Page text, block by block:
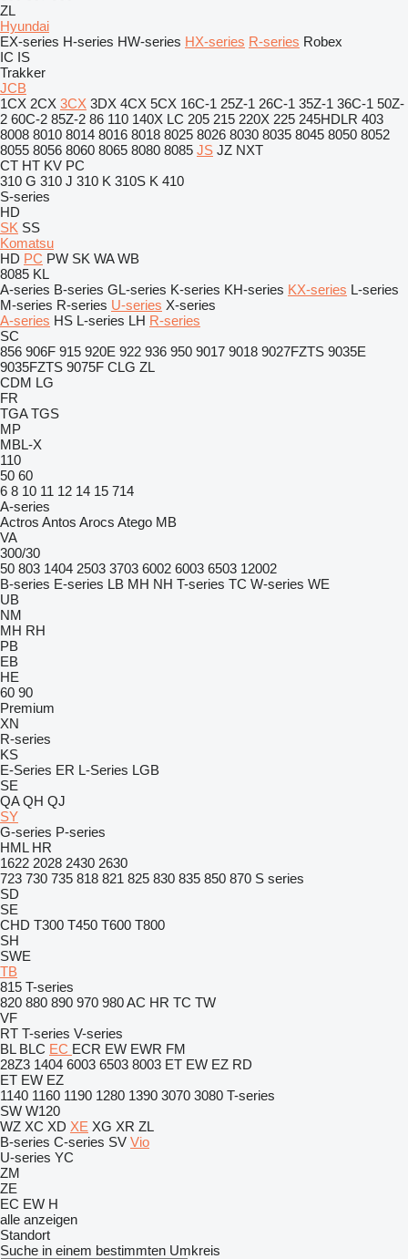
ZL
Hyundai
EX-series H-series HW-series HX-series R-series Robex
IC IS
Trakker
JCB
1CX 2CX 3CX 3DX 4CX 5CX 16C-1 25Z-1 26C-1 35Z-1 36C-1 50Z-
2 60C-2 85Z-2 86 110 140X LC 205 215 220X 225 245HDLR 403
8008 8010 8014 8016 8018 8025 8026 8030 8035 8045 8050 8052
8055 8056 8060 8065 8080 8085 JS JZ NXT
CT HT KV PC
310 G 310 J 310 K 310S K 410
S-series
HD
SK SS
Komatsu
HD PC PW SK WA WB
8085 KL
A-series B-series GL-series K-series KH-series KX-series L-series
M-series R-series U-series X-series
A-series HS L-series LH R-series
SC
856 906F 915 920E 922 936 950 9017 9018 9027FZTS 9035E
9035FZTS 9075F CLG ZL
CDM LG
FR
TGA TGS
MP
MBL-X
110
50 60
6 8 10 11 12 14 15 714
A-series
Actros Antos Arocs Atego MB
VA
300/30
50 803 1404 2503 3703 6002 6003 6503 12002
B-series E-series LB MH NH T-series TC W-series WE
UB
NM
MH RH
PB
EB
HE
60 90
Premium
XN
R-series
KS
E-Series ER L-Series LGB
SE
QA QH QJ
SY
G-series P-series
HML HR
1622 2028 2430 2630
723 730 735 818 821 825 830 835 850 870 S series
SD
SE
CHD T300 T450 T600 T800
SH
SWE
TB
815 T-series
820 880 890 970 980AC HR TC TW
VF
RT T-series V-series
BL BLC EC ECR EW EWR FM
28Z3 1404 6003 6503 8003 ET EW EZ RD
ET EW EZ
1140 1160 1190 1280 1390 3070 3080 T-series
SW W120
WZ XC XD XE XG XR ZL
B-series C-series SV Vio
U-series YC
ZM
ZE
EC EW H
alle anzeigen
Standort
Suche in einem bestimmten Umkreis